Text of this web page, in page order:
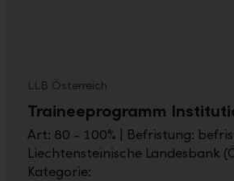
LLB Österreich
Traineeprogramm
Art: 80 - 100% | Befristung:
Liechtensteinische Landesbank
Kategorie: